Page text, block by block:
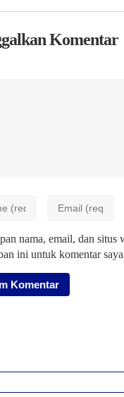
Komentar
nama, email, dan situs
ini untuk komentar